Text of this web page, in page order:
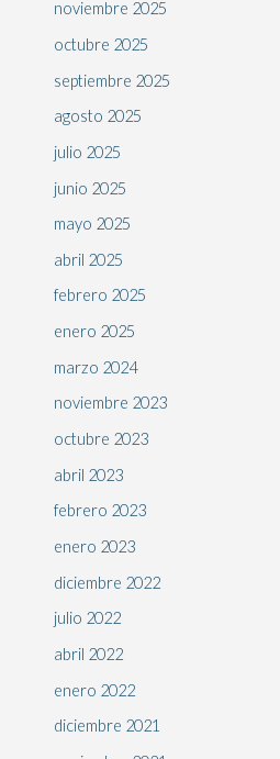
noviembre 2025
octubre 2025
septiembre 2025
agosto 2025
julio 2025
junio 2025
mayo 2025
abril 2025
febrero 2025
enero 2025
marzo 2024
noviembre 2023
octubre 2023
abril 2023
febrero 2023
enero 2023
diciembre 2022
julio 2022
abril 2022
enero 2022
diciembre 2021